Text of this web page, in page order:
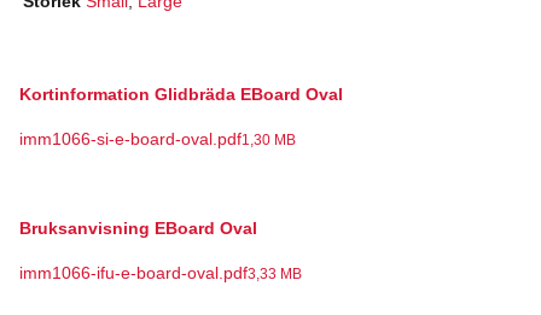
Kortinformation Glidbräda EBoard Oval
imm1066-si-e-board-oval.pdf1,30 MB
Bruksanvisning EBoard Oval
imm1066-ifu-e-board-oval.pdf3,33 MB